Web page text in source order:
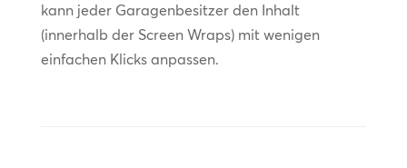
kann jeder Garagenbesitzer den Inhalt
(innerhalb der Screen Wraps) mit wenigen
einfachen Klicks anpassen.